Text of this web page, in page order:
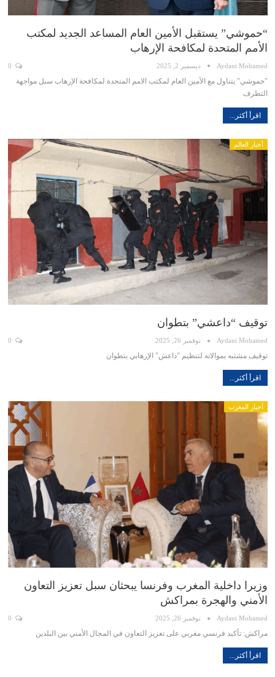
“حموشي” يستقبل الأمين العام المساعد الجديد لمكتب
الأمم المتحدة لمكافحة الإرهاب
Aydani Mohamed ديسمبر 2, 2025
"حموشي" يتناول مع الأمين العام لمكتب الامم المتحدة لمكافحة الإرهاب سبل مواجهة
التطرف
اقرأ أكثر...
أخبار العالم
توقيف “داعشي” بتطوان
Aydani Mohamed نوفمبر 26, 2025
توقيف مشتبه بموالاته لتنظيم "داعش" الإرهابي بتطوان
اقرأ أكثر...
أخبار المغرب
وزيرا داخلية المغرب وفرنسا يبحثان سبل تعزيز التعاون
الأمني والهجرة بمراكش
Aydani Mohamed نوفمبر 26, 2025
مراكش: تأكيد فرنسي مغربي على تعزيز التعاون في المجال الأمني بين البلدين
اقرأ أكثر...